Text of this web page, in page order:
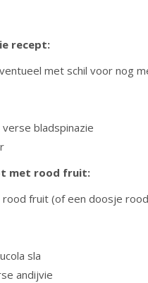
recept:
met schil voor nog
bladspinazie
met rood fruit:
rood fruit (of een doosje rood
sla
andijvie